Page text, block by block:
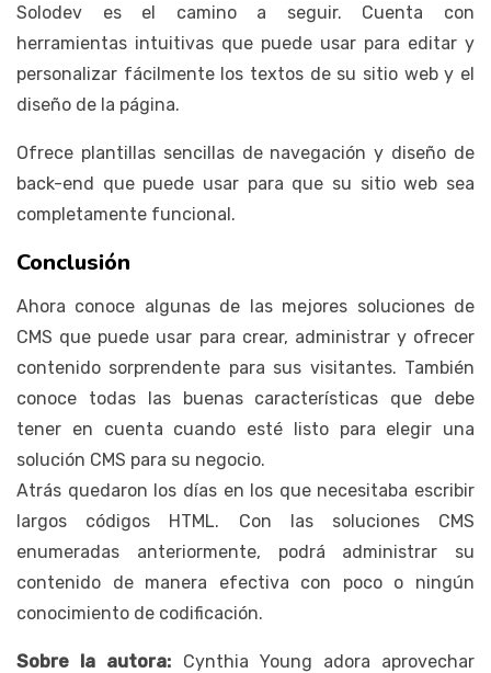
Solodev es el camino a seguir. Cuenta con
herramientas intuitivas que puede usar para editar y
personalizar fácilmente los textos de su sitio web y el
diseño de la página.
Ofrece plantillas sencillas de navegación y diseño de
back-end que puede usar para que su sitio web sea
completamente funcional.
Conclusión
Ahora conoce algunas de las mejores soluciones de
CMS que puede usar para crear, administrar y ofrecer
contenido sorprendente para sus visitantes. También
conoce todas las buenas características que debe
tener en cuenta cuando esté listo para elegir una
solución CMS para su negocio.
Atrás quedaron los días en los que necesitaba escribir
largos códigos HTML. Con las soluciones CMS
enumeradas anteriormente, podrá administrar su
contenido de manera efectiva con poco o ningún
conocimiento de codificación.
Sobre la autora: Cynthia Young adora aprovechar